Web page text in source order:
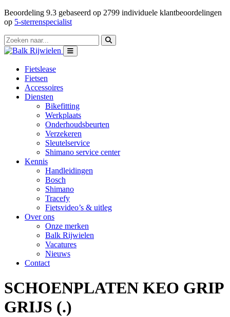
Beoordeling 9.3 gebaseerd op 2799 individuele klantbeoordelingen
op 5-sterrenspecialist
Fietslease
Fietsen
Accessoires
Diensten
Bikefitting
Werkplaats
Onderhoudsbeurten
Verzekeren
Sleutelservice
Shimano service center
Kennis
Handleidingen
Bosch
Shimano
Tracefy
Fietsvideo’s & uitleg
Over ons
Onze merken
Balk Rijwielen
Vacatures
Nieuws
Contact
SCHOENPLATEN KEO GRIP
GRIJS (.)